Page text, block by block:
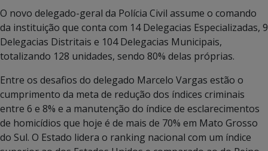
O novo delegado-geral da Polícia Civil assume o comando
da instituição que conta com 14 Delegacias Especializadas, 9
Delegacias Distritais e 104 Delegacias Municipais,
totalizando 128 unidades, sendo 80% delas próprias.
Entre os desafios do delegado Marcelo Vargas estão o
cumprimento da meta de redução dos índices criminais
entre 6 e 8% e a manutenção do índice de esclarecimentos
de homicídios que hoje é de mais de 70% em Mato Grosso
do Sul. O Estado lidera o ranking nacional com um índice